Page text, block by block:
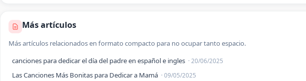
Más artículos
Más artículos relacionados en formato compacto para no ocupar tanto espacio.
canciones para dedicar el día del padre en español e ingles · 20/06/2025
Las Canciones Más Bonitas para Dedicar a Mamá · 09/05/2025